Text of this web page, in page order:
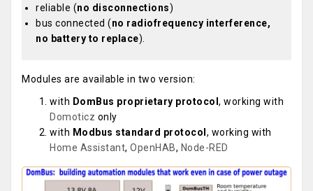
reliable (no disconnections)
bus connected (no radiofrequency interference,
no battery to replace).
Modules are available in two version:
with DomBus proprietary protocol, working with
Domoticz only
with Modbus standard protocol, working with
Home Assistant, OpenHAB, Node-RED